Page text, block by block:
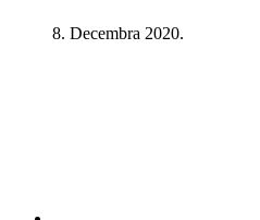
8. Decembra 2020.